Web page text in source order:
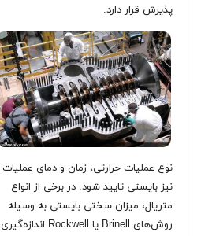
پذیرش قرار دارد.
نوع عملیات حرارتی، زمان و دمای عملیات
نیز بایستی تایید شود. در برخی از انواع
متریال، میزان سختی بایستی به وسیله
روش‌های Brinell یا Rockwell اندازه‌گیری